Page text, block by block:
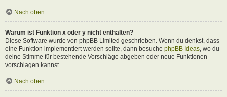
Nach oben
Warum ist Funktion x oder y nicht enthalten?
Diese Software wurde von phpBB Limited geschrieben. Wenn du denkst, dass
eine Funktion implementiert werden sollte, dann besuche phpBB Ideas , wo du
deine Stimme für bestehende Vorschläge abgeben oder neue Funktionen
vorschlagen kannst.
Nach oben